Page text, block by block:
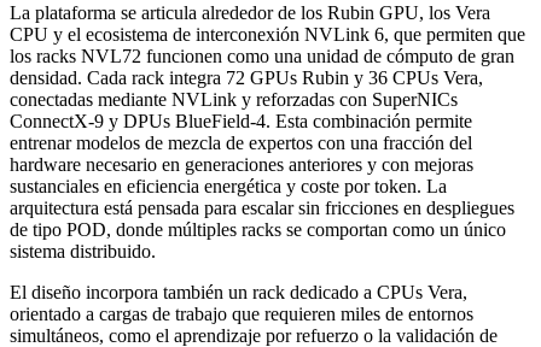
La plataforma se articula alrededor de los Rubin GPU, los Vera
CPU y el ecosistema de interconexión NVLink 6, que permiten que
los racks NVL72 funcionen como una unidad de cómputo de gran
densidad. Cada rack integra 72 GPUs Rubin y 36 CPUs Vera,
conectadas mediante NVLink y reforzadas con SuperNICs
ConnectX‑9 y DPUs BlueField‑4. Esta combinación permite
entrenar modelos de mezcla de expertos con una fracción del
hardware necesario en generaciones anteriores y con mejoras
sustanciales en eficiencia energética y coste por token. La
arquitectura está pensada para escalar sin fricciones en despliegues
de tipo POD, donde múltiples racks se comportan como un único
sistema distribuido.
El diseño incorpora también un rack dedicado a CPUs Vera,
orientado a cargas de trabajo que requieren miles de entornos
simultáneos, como el aprendizaje por refuerzo o la validación de